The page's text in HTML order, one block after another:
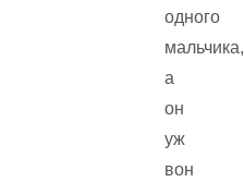
одного
мальчика,
а
он
уж
вон